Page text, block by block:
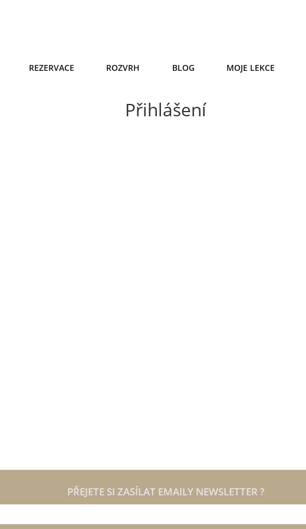
REZERVACE ROZVRH BLOG MOJE LEKCE
Přihlášení
PŘEJETE SI ZASÍLAT EMAILY NEWSLETTER ?